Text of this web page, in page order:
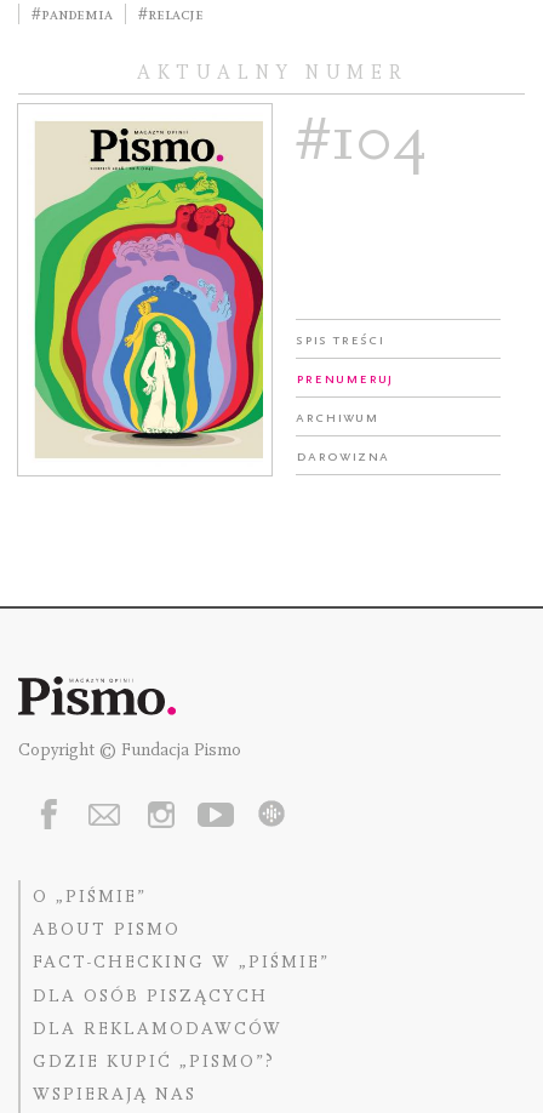
#pandemia
#relacje
AKTUALNY NUMER
#104
Spis treści
Prenumeruj
Archiwum
Darowizna
Copyright © Fundacja Pismo
O „PIŚMIE”
ABOUT PISMO
FACT-CHECKING W „PIŚMIE”
DLA OSÓB PISZĄCYCH
DLA REKLAMODAWCÓW
GDZIE KUPIĆ „PISMO”?
WSPIERAJĄ NAS